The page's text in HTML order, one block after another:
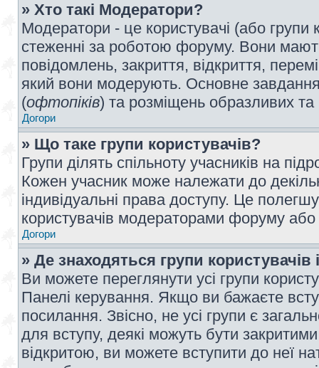
» Хто такі Модератори?
Модератори - це користувачі (або
стеженні за роботою форуму. Вони
повідомлень, закриття, відкриття,
який вони модерують. Основне
(офтопіків) та розміщень образливих
Догори
» Що таке групи користувачів?
Групи ділять спільноту учасників на
Кожен учасник може належати до
індивідуальні права доступу. Це
користувачів модераторами форуму
Догори
» Де знаходяться групи користувачів
Ви можете переглянути усі групи
Панелі керування. Якщо ви бажаєте
посилання. Звісно, не усі групи є
для вступу, деякі можуть бути
відкритою, ви можете вступити до неї